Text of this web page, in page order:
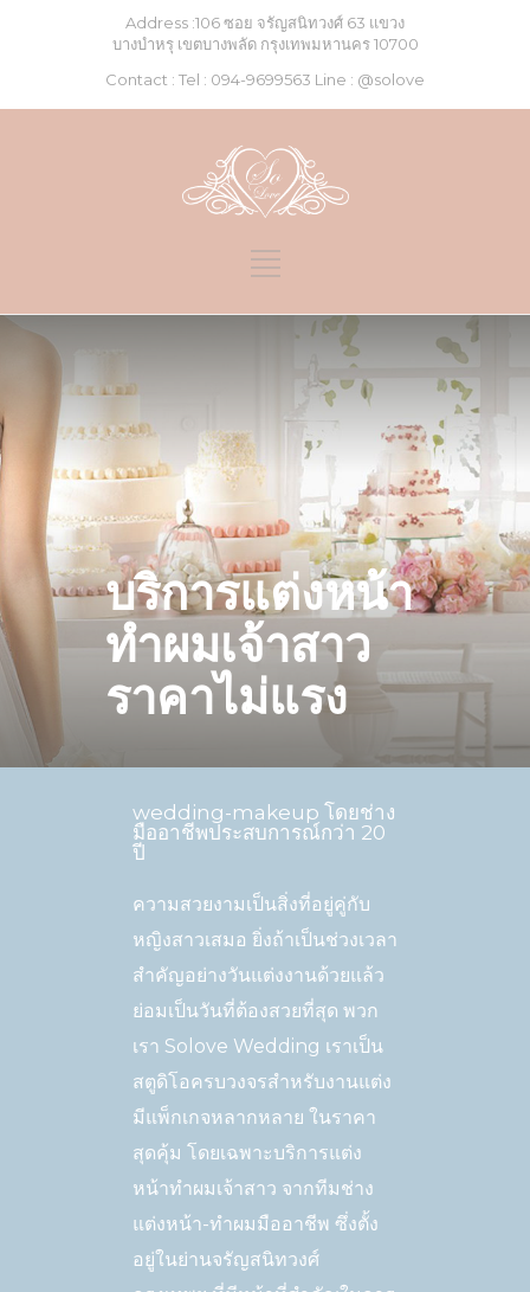
Address :106 ซอย จรัญสนิทวงศ์ 63 แขวง
บางบำหรุ เขตบางพลัด กรุงเทพมหานคร 10700
Contact : Tel : 094-9699563 Line : @solove
บริการแต่งหน้า
ทําผมเจ้าสาว
ราคาไม่แรง
wedding-makeup โดยช่าง
มืออาชีพประสบการณ์กว่า 20
ปี
ความสวยงามเป็นสิ่งที่อยู่คู่กับ
หญิงสาวเสมอ ยิ่งถ้าเป็นช่วงเวลา
สำคัญอย่างวันแต่งงานด้วยแล้ว
ย่อมเป็นวันที่ต้องสวยที่สุด พวก
เรา Solove Wedding เราเป็น
สตูดิโอครบวงจรสำหรับงานแต่ง
มีแพ็กเกจหลากหลาย ในราคา
สุดคุ้ม โดยเฉพาะบริการแต่ง
หน้าทำผมเจ้าสาว จากทีมช่าง
แต่งหน้า-ทำผมมืออาชีพ ซึ่งตั้ง
อยู่ในย่านจรัญสนิทวงศ์